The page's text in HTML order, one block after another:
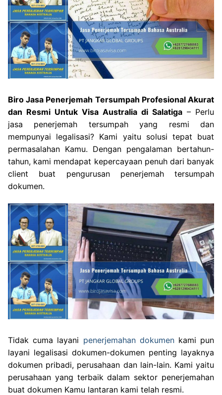
Biro Jasa Penerjemah Tersumpah Profesional Akurat
dan Resmi Untuk Visa Australia di Salatiga – Perlu
jasa penerjemah tersumpah yang resmi dan
mempunyai legalisasi? Kami yaitu solusi tepat buat
permasalahan Kamu. Dengan pengalaman bertahun-
tahun, kami mendapat kepercayaan penuh dari banyak
client buat pengurusan penerjemah tersumpah
dokumen.
Tidak cuma layani penerjemahan dokumenkami pun
layani legalisasi dokumen-dokumen penting layaknya
dokumen pribadi, perusahaan dan lain-lain. Kami yaitu
perusahaan yang terbaik dalam sektor penerjemahan
buat dokumen Kamu lantaran kami telah resmi.